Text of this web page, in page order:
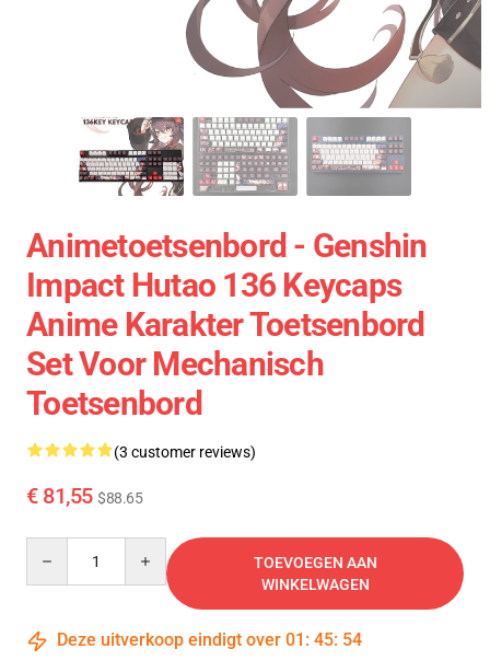
Animetoetsenbord - Genshin
Impact Hutao 136 Keycaps
Anime Karakter Toetsenbord
Set Voor Mechanisch
Toetsenbord
(3 customer reviews)
€ 81,55 $88.65
TOEVOEGEN AAN
WINKELWAGEN
Deze uitverkoop eindigt over 01 : 45: 54